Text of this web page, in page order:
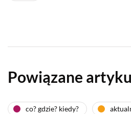
Powiązane
co? gdzie? kiedy?